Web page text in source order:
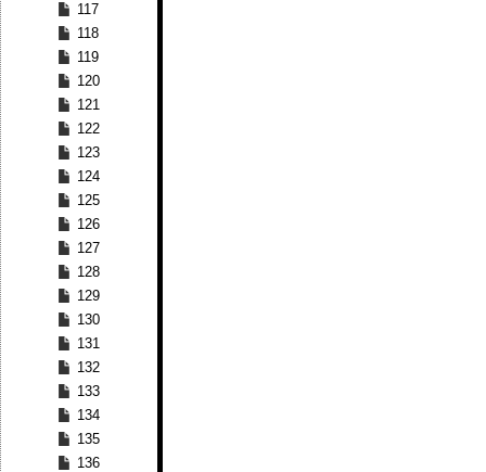
117
118
119
120
121
122
123
124
125
126
127
128
129
130
131
132
133
134
135
136